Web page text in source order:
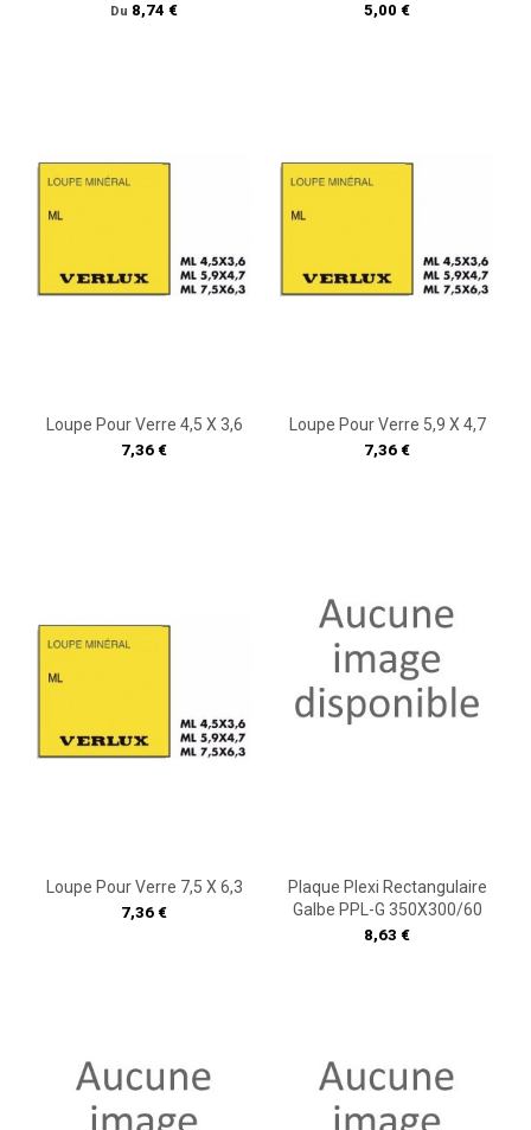
Du Prix
8,74 € Prix
5,00 €
Loupe Pour Verre 4,5 X 3,6
Prix
7,36 €
Loupe Pour Verre 5,9 X 4,7
Prix
7,36 €
Loupe Pour Verre 7,5 X 6,3
Prix
7,36 €
Plaque Plexi Rectangulaire
Galbe PPL-G 350X300/60
Prix
8,63 €